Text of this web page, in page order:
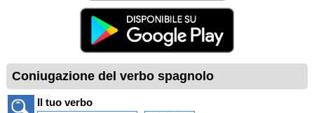
Coniugazione del verbo spagnolo
Il tuo verbo